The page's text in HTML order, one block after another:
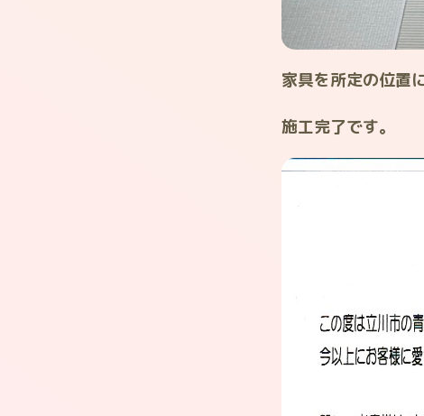
家具を所定の位置
施工完了です。